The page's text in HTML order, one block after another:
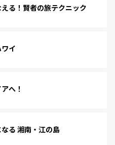
る！賢者の旅テクニック
イ
へ！
る 湘南・江の島